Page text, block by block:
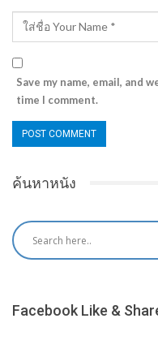
Save my name, email, and
time I comment.
ค้นหาหนัง
Facebook Like &